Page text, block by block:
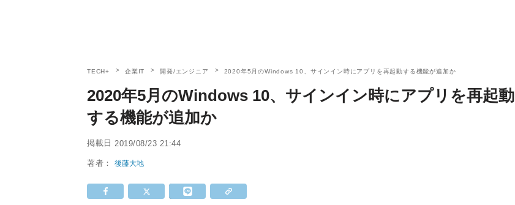
TECH+ 企業IT 開発/エンジニア 2020年5月のWindows 10、サインイン時にアプリを再起動する機能が追加か
2020年5月のWindows 10、サインイン時にアプリを再起動
する機能が追加か
掲載日 2019/08/23 21:44
著者：後藤大地